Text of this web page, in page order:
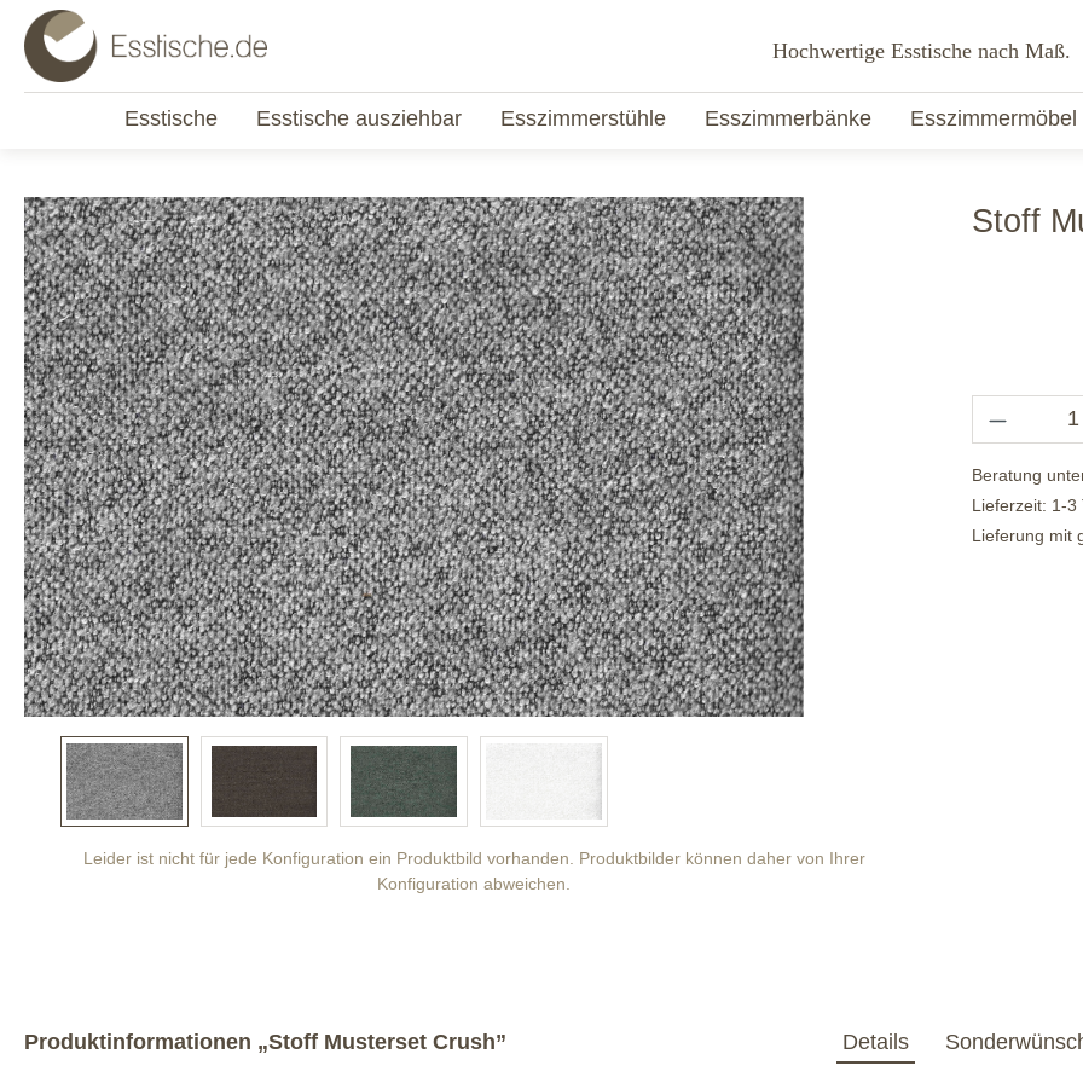
Hochwertige Esstische nach Maß.
Esstische Esstische ausziehbar Esszimmerstühle Esszimmerbänke Esszimmermöbel
Leider ist nicht für jede Konfiguration ein Produktbild vorhanden. Produktbilder können daher von Ihrer
Konfiguration abweichen.
Stoff
Beratung
Lieferzeit: 1-3
Lieferung mit
Produktinformationen „Stoff Musterset Crush” Details